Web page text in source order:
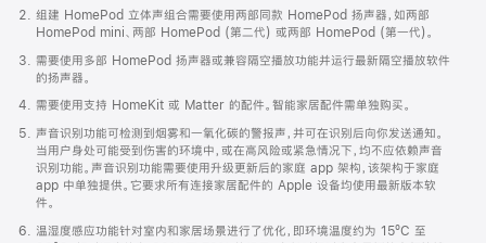
打
开)
组建 HomePod 立体声组合需要使用两部同款 HomePod 扬声器，如两部
HomePod mini、两部 HomePod (第二代) 或两部 HomePod (第一代)。
需要使用多部 HomePod 扬声器或兼容隔空播放功能并运行最新隔空播放软件
的扬声器。
需要使用支持 HomeKit 或 Matter 的配件。智能家居配件需单独购买。
声音识别功能可检测到烟雾和一氧化碳的警报声，并可在识别后向你发送通知。
当用户身处可能受到伤害的环境中，或在高风险或紧急情况下，均不应依赖声音
识别功能。声音识别功能需要使用升级更新后的家庭 app 架构，该架构于家庭
app 中单独提供。它要求所有连接家居配件的 Apple 设备均使用最新版本软
件。
温湿度感应功能针对室内和家居场景进行了优化，即环境温度约为 15ºC 至